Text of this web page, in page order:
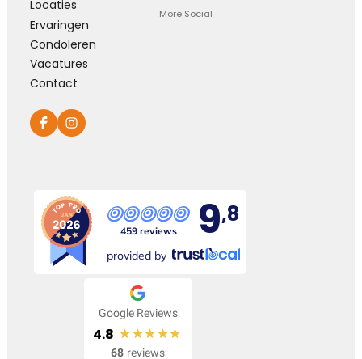
Locaties
Ervaringen
Condoleren
Vacatures
Contact
More Social
459 reviews 9,8
provided by
Google Reviews
4.8
68 reviews